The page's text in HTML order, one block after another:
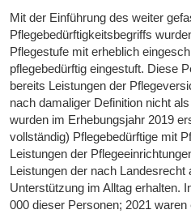
Mit der Einführung des weiter
Pflegebedürftigkeitsbegriffs
Pflegestufe mit erheblich
pflegebedürftig eingestuft. Diese
bereits Leistungen der
nach damaliger Definition nicht
wurden im Erhebungsjahr 2019
vollständig) Pflegebedürftige mit
Leistungen der
Leistungen der nach Landesrecht
Unterstützung im Alltag erhalten.
000 dieser Personen; 2021